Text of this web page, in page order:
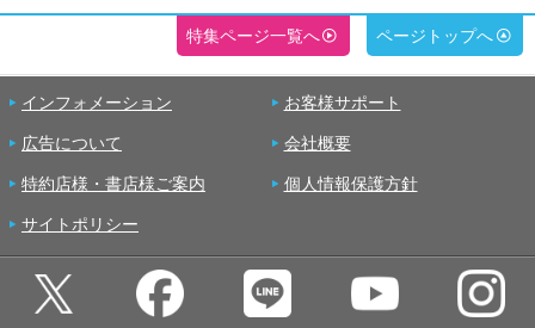
特集ページ一覧へ ページトップへ
インフォメーション お客様サポート
広告について 会社概要
特約店様・書店様ご案内 個人情報保護方針
サイトポリシー